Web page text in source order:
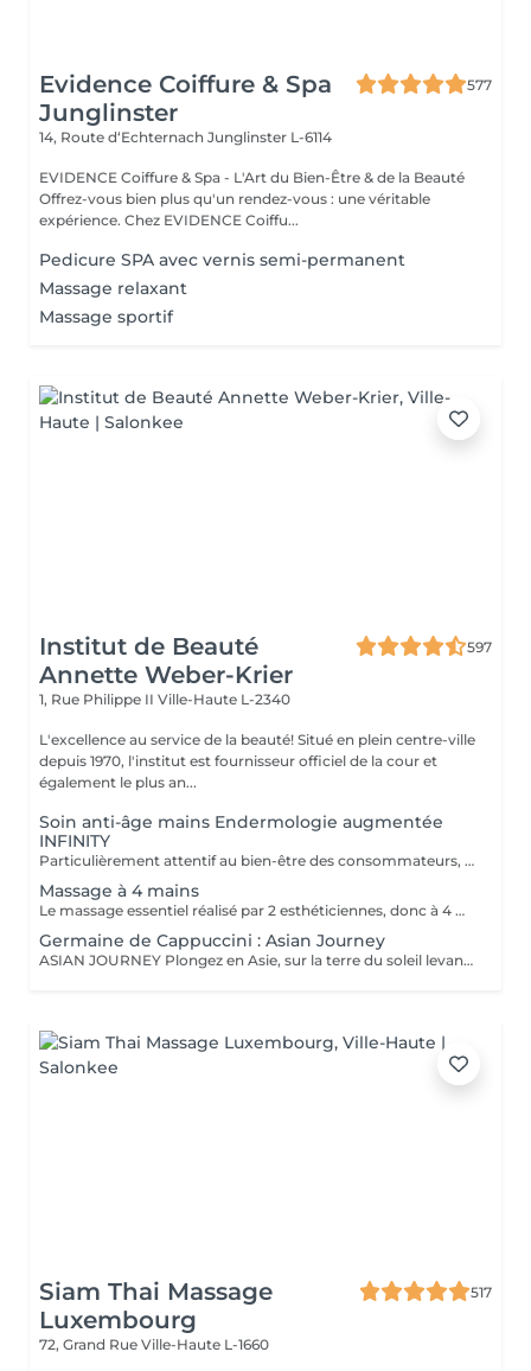
Evidence Coiffure & Spa
Junglinster
577
14, Route d‘Echternach Junglinster L-6114
EVIDENCE Coiffure & Spa - L'Art du Bien-Être & de la Beauté
Offrez-vous bien plus qu'un rendez-vous : une véritable
expérience. Chez EVIDENCE Coiffu...
Pedicure SPA avec vernis semi-permanent
Massage relaxant
Massage sportif
Institut de Beauté
Annette Weber-Krier
597
1, Rue Philippe II Ville-Haute L-2340
L'excellence au service de la beauté! Situé en plein centre-ville
depuis 1970, l'institut est fournisseur officiel de la cour et
également le plus an...
Soin anti-âge mains Endermologie augmentée
INFINITY
Particulièrement attentif au bien-être des consommateurs, ce nouveau protocole exclusif LPG® est l'alliance de la technicité, qui s'appuie sur la technologie brevetée de l'appareil CelluM6 Alliance® et de la sensorialité pour une efficacité immédiate et durable sur le corps. Et ce, grâce à une succession de manoeuvres réalisées à la fois par la tête de traitement Alliance®, la pose d'un masque et par les mains du praticien
Massage à 4 mains
Le massage essentiel réalisé par 2 esthéticiennes, donc à 4 mains est un massage du corps complet aux huiles essentielles, qui apporte une profonde relaxation. C'est une technique favorisant la circulation énergétique et qui réactive le métabolisme. C'est un massage où on retrouve le plaisir de donner et de recevoir. En fait c'est un mélange de différentes techniques : californienne, quant au rythme, la fluidité, manoeuvres enveloppantes, et suédoise, travail précis sur les différentes parties du corps.
Germaine de Cappuccini : Asian Journey
ASIAN JOURNEY Plongez en Asie, sur la terre du soleil levant, où chaque détail est conçu pour offrir harmonie et équilibre grâce à des soins exclusifs qui capturent l'esprit zen des anciens rituels japonais, infusés avec l'essence culturelle et cérémonielle du thé. La collection présente un parfum neuro-scientifiquement prouvé qui favorise l'harmonie et l'équilibre entre le corps et l'esprit. Des notes lactées enveloppantes s'associent à des bois crémeux sophistiqués et à des fruits exotiques. ACTIMOOD PROGRAM® : WELLBEINGMATCHA RENEWAL EXFOLIATION POUR LE CORPS Rituel d'exfoliation conçu pour révéler une peau douce et radieuse. Une formule exclusive à effet antioxydant qui enveloppe le corps d'une étreinte nourrissante et transformatrice. La caresse de sa texture gel extraordinaire permet une exfoliation aussi efficace qu'agréable. SERENITY SANCTUARY MASSAGE CORPOREL Inspiré du Shiatsu, une technique millénaire originaire du Japon, ce massage à effet relaxant vise à harmoniser le rythme naturel du corps en travaillant les méridiens énergétiques. La texture douce du lait de massage facilite le traitement, garantissant une glisse douce et agréable, tout en vous plongeant dans une atmosphère de profonde sérénité. ZEN CEREMONY RITUEL Conçu pour harmoniser le corps et l'esprit, ce rituel corporel associe la préparation et le soin de la peau à la philosophie orientale de l'équilibre holistique. Inspiré par le travail des méridiens énergétiques, il favorise un sentiment de bien-être total et profond.
Siam Thai Massage
Luxembourg
517
72, Grand Rue Ville-Haute L-1660